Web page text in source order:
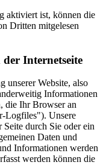
aktiviert ist, können die
Dritten mitgelesen
der Internetseite
unserer Website, also
Informationen
die Ihr Browser an
Logfiles"). Unsere
durch Sie oder ein
Daten und
Informationen werden
werden können die